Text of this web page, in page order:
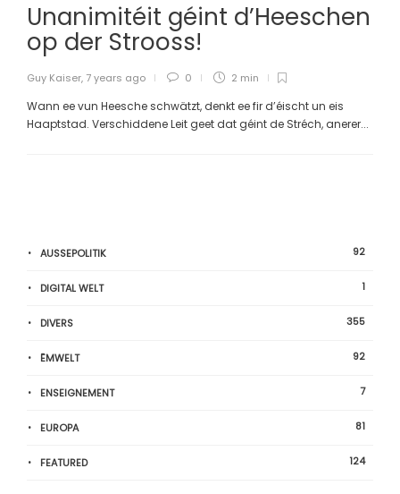
Unanimitéit géint d’Heeschen
op der Strooss!
Guy Kaiser, 7 years ago 0 2 min
Wann ee vun Heesche schwätzt, denkt ee fir d’éischt un eis
Haaptstad. Verschiddene Leit geet dat géint de Stréch, anerer...
AUSSEPOLITIK 92
DIGITAL WELT 1
DIVERS 355
ËMWELT 92
ENSEIGNEMENT 7
EUROPA 81
FEATURED 124